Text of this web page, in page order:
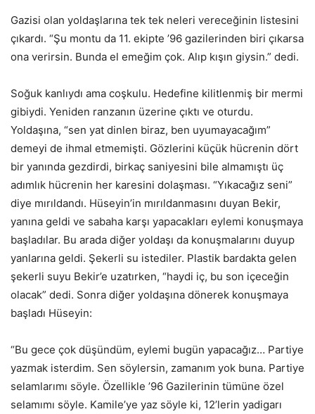
Gazisi olan yoldaşlarına tek tek neleri vereceğinin listesini
çıkardı. “Şu montu da 11. ekipte ’96 gazilerinden biri çıkarsa
ona verirsin. Bunda el emeğim çok. Alıp kışın giysin.” dedi.
Soğuk kanlıydı ama coşkulu. Hedefine kilitlenmiş bir mermi
gibiydi. Yeniden ranzanın üzerine çıktı ve oturdu.
Yoldaşına, “sen yat dinlen biraz, ben uyumayacağım”
demeyi de ihmal etmemişti. Gözlerini küçük hücrenin dört
bir yanında gezdirdi, birkaç saniyesini bile almamıştı üç
adımlık hücrenin her karesini dolaşması. “Yıkacağız seni”
diye mırıldandı. Hüseyin’in mırıldanmasını duyan Bekir,
yanına geldi ve sabaha karşı yapacakları eylemi konuşmaya
başladılar. Bu arada diğer yoldaşı da konuşmalarını duyup
yanlarına geldi. Şekerli su istediler. Plastik bardakta gelen
şekerli suyu Bekir’e uzatırken, “haydi iç, bu son içeceğin
olacak” dedi. Sonra diğer yoldaşına dönerek konuşmaya
başladı Hüseyin:
“Bu gece çok düşündüm, eylemi bugün yapacağız… Partiye
yazmak isterdim. Sen söylersin, zamanım yok buna. Partiye
selamlarımı söyle. Özellikle ’96 Gazilerinin tümüne özel
selamımı söyle. Kamile’ye yaz söyle ki, 12’lerin yadigarı